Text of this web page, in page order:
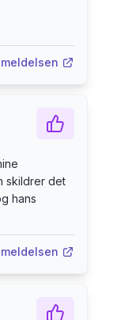
skildrer det
hans